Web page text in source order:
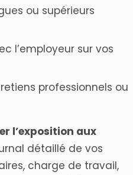
ou supérieurs
l’employeur sur vos
professionnels ou
l’exposition aux
détaillé de vos
charge de travail,